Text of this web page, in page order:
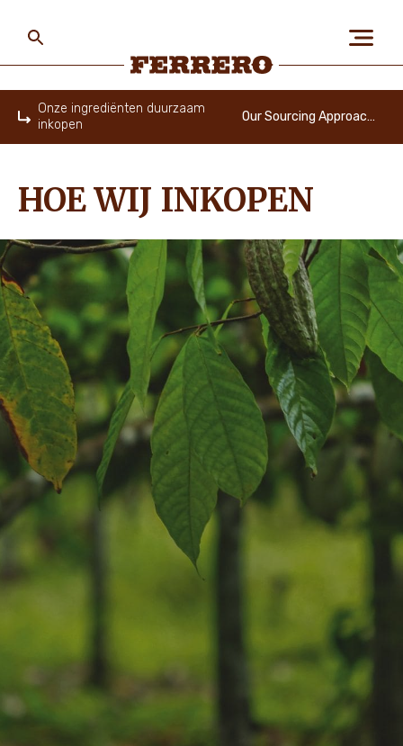
OVER ONS
MENS EN PLANEET
ONZE MERKEN
VACATURES
NIEUWS EN VERHALEN
main
content
Home
Onze ingrediënten duurzaam
inkopen
Our Sourcing Approach NL
HOE WIJ INKOPEN